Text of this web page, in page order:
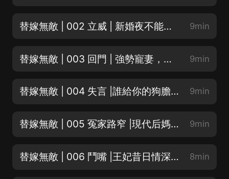
替嫁無敵 | 002 立威 | 新婚夜不能人道，老公讓我守得住寂寞！家人們，誰懂啊！ 9min
替嫁無敵 | 003 回門 | 強勢寵妻，排面兒咱得有 9min
替嫁無敵 | 004 失言 |誰給你的狗膽要打本王的王妃！ 9min
替嫁無敵 | 005 冤家路窄 |現代后媽，我都穿越了還要接著跟你鬥！來吧，不死不休！ 9min
替嫁無敵 | 006 鬥嘴 |王妃昔日情深義重的小白臉兒，丟出去喂狗！ 8min